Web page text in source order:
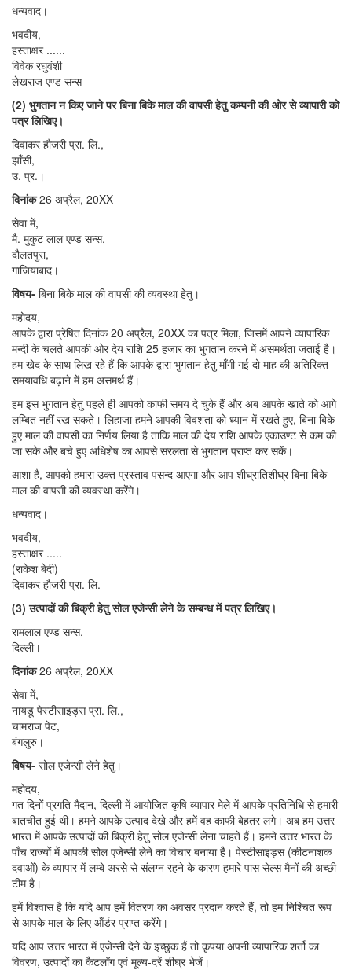
धन्यवाद।
भवदीय,
हस्ताक्षर ......
विवेक रघुवंशी
लेखराज एण्ड सन्स
(2) भुगतान न किए जाने पर बिना बिके माल की वापसी हेतु कम्पनी की ओर से व्यापारी को
पत्र लिखिए।
दिवाकर हौजरी प्रा. लि.,
झाँसी,
उ. प्र.।
दिनांक26 अप्रैल, 20XX
सेवा में,
मै. मुकुट लाल एण्ड सन्स,
दौलतपुरा,
गाजियाबाद।
विषय- बिना बिके माल की वापसी की व्यवस्था हेतु।
महोदय,
आपके द्वारा प्रेषित दिनांक 20 अप्रैल, 20XX का पत्र मिला, जिसमें आपने व्यापारिक
मन्दी के चलते आपकी ओर देय राशि 25 हजार का भुगतान करने में असमर्थता जताई है।
हम खेद के साथ लिख रहे हैं कि आपके द्वारा भुगतान हेतु माँगी गई दो माह की अतिरिक्त
समयावधि बढ़ाने में हम असमर्थ हैं।
हम इस भुगतान हेतु पहले ही आपको काफी समय दे चुके हैं और अब आपके खाते को आगे
लम्बित नहीं रख सकते। लिहाजा हमने आपकी विवशता को ध्यान में रखते हुए, बिना बिके
हुए माल की वापसी का निर्णय लिया है ताकि माल की देय राशि आपके एकाउण्ट से कम की
जा सके और बचे हुए अधिशेष का आपसे सरलता से भुगतान प्राप्त कर सकें।
आशा है, आपको हमारा उक्त प्रस्ताव पसन्द आएगा और आप शीघ्रातिशीघ्र बिना बिके
माल की वापसी की व्यवस्था करेंगे।
धन्यवाद।
भवदीय,
हस्ताक्षर .....
(राकेश बेदी)
दिवाकर हौजरी प्रा. लि.
(3) उत्पादों की बिक्री हेतु सोल एजेन्सी लेने के सम्बन्ध में पत्र लिखिए।
रामलाल एण्ड सन्स,
दिल्ली।
दिनांक26 अप्रैल, 20XX
सेवा में,
नायडू पेस्टीसाइड्स प्रा. लि.,
चामराज पेट,
बंगलुरु।
विषय- सोल एजेन्सी लेने हेतु।
महोदय,
गत दिनों प्रगति मैदान, दिल्ली में आयोजित कृषि व्यापार मेले में आपके प्रतिनिधि से हमारी
बातचीत हुई थी। हमने आपके उत्पाद देखे और हमें वह काफी बेहतर लगे। अब हम उत्तर
भारत में आपके उत्पादों की बिक्री हेतु सोल एजेन्सी लेना चाहते हैं। हमने उत्तर भारत के
पाँच राज्यों में आपकी सोल एजेन्सी लेने का विचार बनाया है। पेस्टीसाइड्स (कीटनाशक
दवाओं) के व्यापार में लम्बे अरसे से संलग्न रहने के कारण हमारे पास सेल्स मैनों की अच्छी
टीम है।
हमें विश्वास है कि यदि आप हमें वितरण का अवसर प्रदान करते हैं, तो हम निश्चित रूप
से आपके माल के लिए ऑंर्डर प्राप्त करेंगे।
यदि आप उत्तर भारत में एजेन्सी देने के इच्छुक हैं तो कृपया अपनी व्यापारिक शर्तो का
विवरण, उत्पादों का कैटलॉग एवं मूल्य-दरें शीघ्र भेजें।